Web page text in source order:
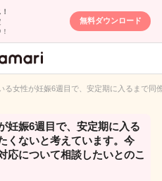
無料ダウンロード
匿名QA
る女性が妊娠6週目で、安定期に入るまで
妊娠6週目で、安定期に入る
くないと考えています。今
応について相談したいとのこ